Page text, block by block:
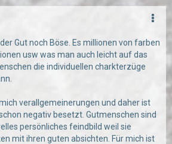
Gut noch Böse. Es millionen von farben
usw was man auch leicht auf das
die individuellen charkterzüge
verallgemeinerungen und daher ist
negativ besetzt. Gutmenschen sind
persönliches feindbild weil sie
mit ihren guten absichten. Für mich ist